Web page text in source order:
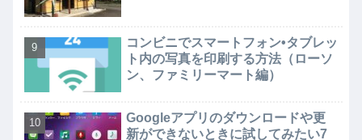
コンビニでスマートフォン•タブレッ
ト内の写真を印刷する方法（ローソ
ン、ファミリーマート編）
Googleアプリのダウンロードや更
新ができないときに試してみたい7